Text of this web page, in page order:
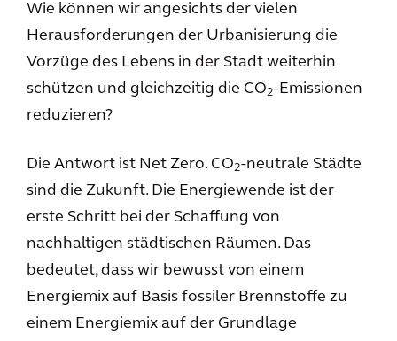
Wie können wir angesichts der vielen
Herausforderungen der Urbanisierung die
Vorzüge des Lebens in der Stadt weiterhin
schützen und gleichzeitig die CO2-Emissionen
reduzieren?
Die Antwort ist Net Zero. CO2-neutrale Städte
sind die Zukunft. Die Energiewende ist der
erste Schritt bei der Schaffung von
nachhaltigen städtischen Räumen. Das
bedeutet, dass wir bewusst von einem
Energiemix auf Basis fossiler Brennstoffe zu
einem Energiemix auf der Grundlage